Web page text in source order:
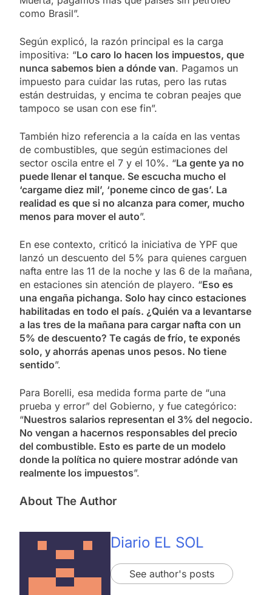
como Brasil”.
Según explicó, la razón principal es la carga
impositiva: “Lo caro lo hacen los impuestos, que
nunca sabemos bien a dónde van. Pagamos un
impuesto para cuidar las rutas, pero las rutas
están destruidas, y encima te cobran peajes que
tampoco se usan con ese fin”.
También hizo referencia a la caída en las ventas
de combustibles, que según estimaciones del
sector oscila entre el 7 y el 10%. “La gente ya no
puede llenar el tanque. Se escucha mucho el
‘cargame diez mil’, ‘poneme cinco de gas’. La
realidad es que si no alcanza para comer, mucho
menos para mover el auto”.
En ese contexto, criticó la iniciativa de YPF que
lanzó un descuento del 5% para quienes carguen
nafta entre las 11 de la noche y las 6 de la mañana,
en estaciones sin atención de playero. “Eso es
una engaña pichanga. Solo hay cinco estaciones
habilitadas en todo el país. ¿Quién va a levantarse
a las tres de la mañana para cargar nafta con un
5% de descuento? Te cagás de frío, te exponés
solo, y ahorrás apenas unos pesos. No tiene
sentido”.
Para Borelli, esa medida forma parte de “una
prueba y error” del Gobierno, y fue categórico:
“Nuestros salarios representan el 3% del negocio.
No vengan a hacernos responsables del precio
del combustible. Esto es parte de un modelo
donde la política no quiere mostrar adónde van
realmente los impuestos”.
About The Author
Diario EL SOL
See author's posts